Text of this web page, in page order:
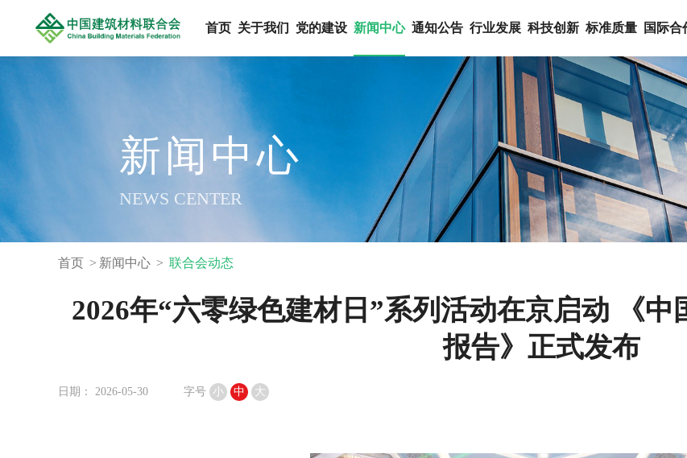
首页 关于我们 党的建设 新闻中心 通知公告 行业发展 科技创新 标准质量 国际合
新闻中心
NEWS CENTER
首页 新闻中心 联合会动态
2026年“六零绿色建材日”系列活动在京启动 《
报告》正式发布
日期： 2026-05-30 字号 小 中 大